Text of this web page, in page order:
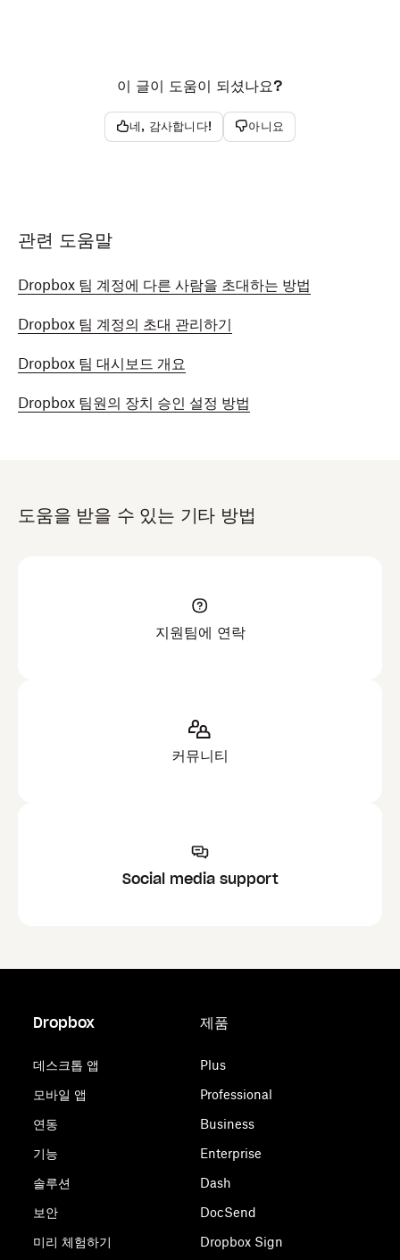
이 글이 도움이 되셨나요?
네, 감사합니다! 아니요
관련 도움말
Dropbox 팀 계정에 다른 사람을 초대하는 방법
Dropbox 팀 계정의 초대 관리하기
Dropbox 팀 대시보드 개요
Dropbox 팀원의 장치 승인 설정 방법
도움을 받을 수 있는 기타 방법
지원팀에 연락
커뮤니티
Social media support
Dropbox
데스크톱 앱
모바일 앱
연동
기능
솔루션
보안
미리 체험하기
제품
Plus
Professional
Business
Enterprise
Dash
DocSend
Dropbox Sign